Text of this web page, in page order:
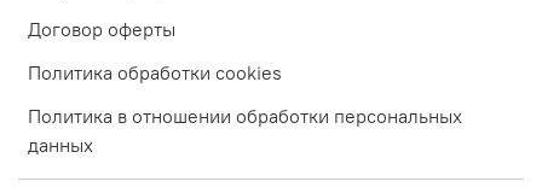
Договор оферты
Политика обработки cookies
Политика в отношении обработки персональных
данных